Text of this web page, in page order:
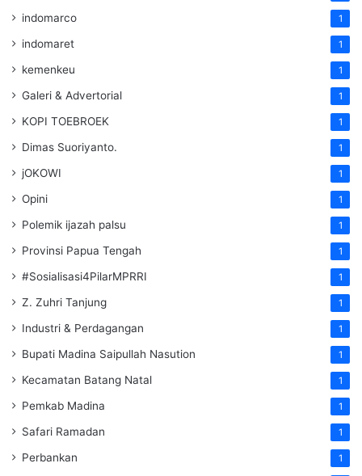
indomarco 1
indomaret 1
kemenkeu 1
Galeri & Advertorial 1
KOPI TOEBROEK 1
Dimas Suoriyanto. 1
jOKOWI 1
Opini 1
Polemik ijazah palsu 1
Provinsi Papua Tengah 1
#Sosialisasi4PilarMPRRI 1
Z. Zuhri Tanjung 1
Industri & Perdagangan 1
Bupati Madina Saipullah Nasution 1
Kecamatan Batang Natal 1
Pemkab Madina 1
Safari Ramadan 1
Perbankan 1